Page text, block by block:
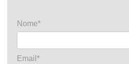
Nome*
Email*